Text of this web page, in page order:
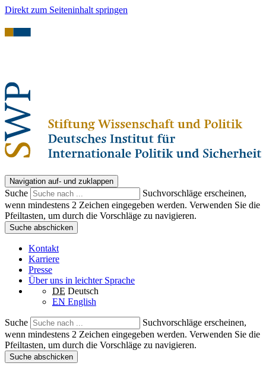
Direkt zum Seiteninhalt springen
Navigation auf- und zuklappen
Suche
Suchvorschläge erscheinen,
wenn mindestens 2 Zeichen eingegeben werden. Verwenden Sie die
Pfeiltasten, um durch die Vorschläge zu navigieren.
Suche abschicken
Kontakt
Karriere
Presse
Über uns in leichter Sprache
DE Deutsch
EN English
Suche
Suchvorschläge erscheinen,
wenn mindestens 2 Zeichen eingegeben werden. Verwenden Sie die
Pfeiltasten, um durch die Vorschläge zu navigieren.
Suche abschicken